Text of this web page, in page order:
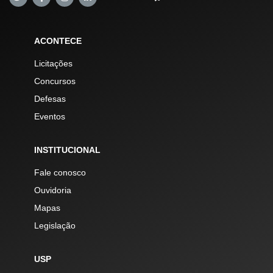
ACONTECE
Licitações
Concursos
Defesas
Eventos
INSTITUCIONAL
Fale conosco
Ouvidoria
Mapas
Legislação
USP